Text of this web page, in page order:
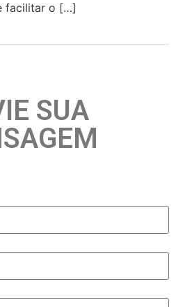
facilitar o […]
SUA